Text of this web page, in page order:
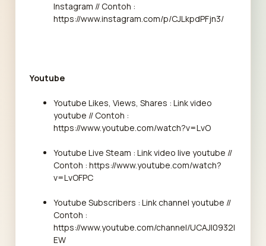
Instagram // Contoh :
https://www.instagram.com/p/CJLkpdPFjn3/
Youtube
Youtube Likes, Views, Shares : Link video
youtube // Contoh :
https://www.youtube.com/watch?v=LvO
Youtube Live Steam : Link video live youtube //
Contoh : https://www.youtube.com/watch?
v=LvOFPC
Youtube Subscribers : Link channel youtube //
Contoh :
https://www.youtube.com/channel/UCAJI0932I
EW